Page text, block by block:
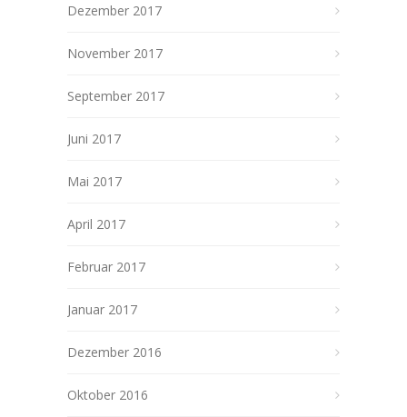
Dezember 2017
November 2017
September 2017
Juni 2017
Mai 2017
April 2017
Februar 2017
Januar 2017
Dezember 2016
Oktober 2016